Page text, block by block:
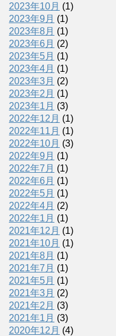
2023年10月 (1)
2023年9月 (1)
2023年8月 (1)
2023年6月 (2)
2023年5月 (1)
2023年4月 (1)
2023年3月 (2)
2023年2月 (1)
2023年1月 (3)
2022年12月 (1)
2022年11月 (1)
2022年10月 (3)
2022年9月 (1)
2022年7月 (1)
2022年6月 (1)
2022年5月 (1)
2022年4月 (2)
2022年1月 (1)
2021年12月 (1)
2021年10月 (1)
2021年8月 (1)
2021年7月 (1)
2021年5月 (1)
2021年3月 (2)
2021年2月 (3)
2021年1月 (3)
2020年12月 (4)